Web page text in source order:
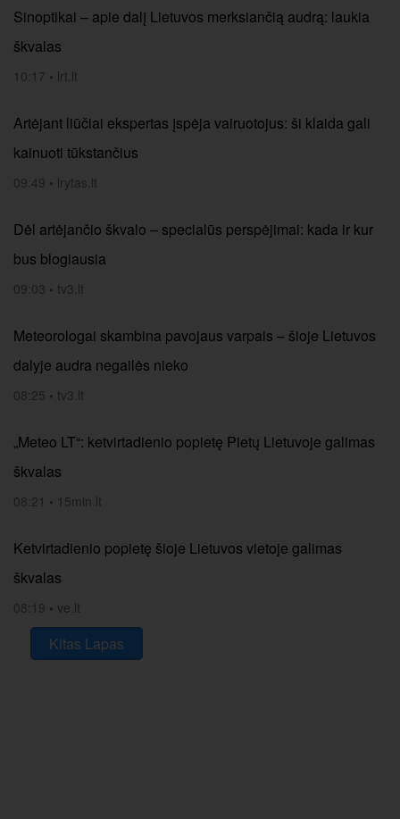
Sinoptikai – apie dalį Lietuvos merksiančią audrą: laukia
škvalas
10:17 • lrt.lt
Artėjant liūčiai ekspertas įspėja vairuotojus: ši klaida gali
kainuoti tūkstančius
09:49 • lrytas.lt
Dėl artėjančio škvalo – specialūs perspėjimai: kada ir kur
bus blogiausia
09:03 • tv3.lt
Meteorologai skambina pavojaus varpais – šioje Lietuvos
dalyje audra negailės nieko
08:25 • tv3.lt
„Meteo LT“: ketvirtadienio popietę Pietų Lietuvoje galimas
škvalas
08:21 • 15min.lt
Ketvirtadienio popietę šioje Lietuvos vietoje galimas
škvalas
08:19 • ve.lt
Kitas Lapas